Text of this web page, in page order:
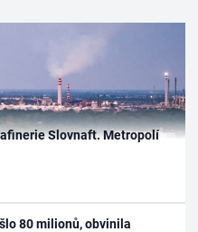
Slovnaft. Metropolí
80 milionů, obvinila